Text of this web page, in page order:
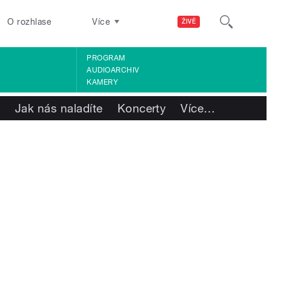
ŽIVĚ
O rozhlase Více
PROGRAM
AUDIOARCHIV
KAMERY
Jak nás naladíte Koncerty Více…